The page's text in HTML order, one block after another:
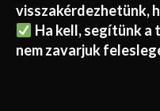
visszakérdezhetünk,
Ha kell, segítünk a
nem zavarjuk